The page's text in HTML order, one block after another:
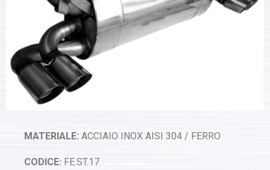
MATERIALE: ACCIAIO INOX AISI 304 / FERRO
CODICE: FE.ST.17